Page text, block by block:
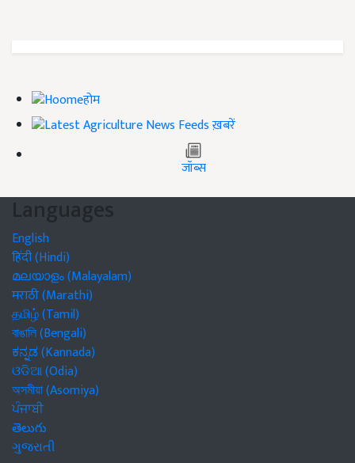
होम
ख़बरें
जॉब्स
Languages
English
हिंदी (Hindi)
മലയാളം (Malayalam)
मराठी (Marathi)
தமிழ் (Tamil)
বাঙালি (Bengali)
ಕನ್ನಡ (Kannada)
ଓଡିଆ (Odia)
অসমীয়া (Asomiya)
ਪੰਜਾਬੀ
తెలుగు
ગુજરાતી